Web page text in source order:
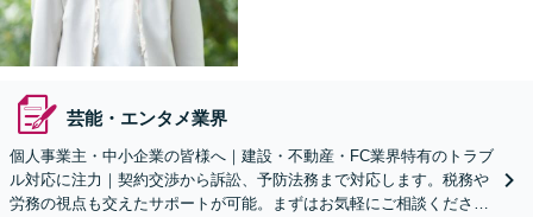
芸能・エンタメ業界
個人事業主・中小企業の皆様へ｜建設・不動産・FC業界特有のトラブ
ル対応に注力｜契約交渉から訴訟、予防法務まで対応します。税務や
労務の視点も交えたサポートが可能。まずはお気軽にご相談くださ